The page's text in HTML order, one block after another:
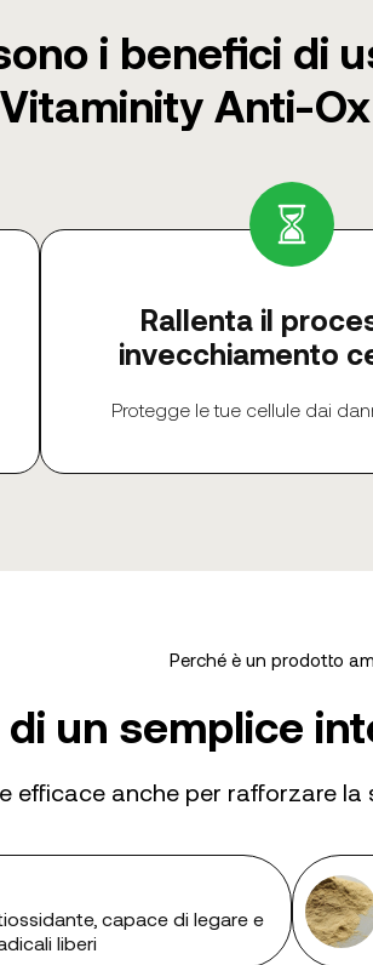
i benefici di
Vitaminity Anti-
Rallenta il
invecchiamento
Protegge le tue cellule dai
Perché è un prodotto
di un semplice
efficace anche per rafforzare la
capace di legare e
liberi